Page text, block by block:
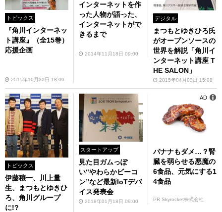
トピックス
『角川インターネッ
ト講座』（全15巻）
応援企画
2015年10月30日 18:00
インターネットを作
った人物が語った、
インターネットがで
きるまで
2014年11月18日 09:00
デジタル
まつもとゆきひろ氏
がオープンソースの
世界を解説「角川イ
ンターネット講座 T
HE SALON」
2015年04月03日 15:08
トピックス
伊藤穰一、川上量
生、まつもとゆきひ
ろ、角川グループ
に!?
スタートアップ
見た目ガムっぽ
い“やわらかビーコ
ン”など最新IoTデバ
イス発表会
2018年01月18日 09:00
バナナもダメ…？腎
臓を弱らせる悪魔の
6食品、元気にする1
4食品
PR Skyrocket株式会社
AD